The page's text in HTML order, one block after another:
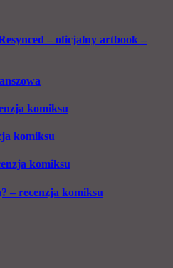
– oficjalny artbook –
komiksu
komiksu
komiksu
– recenzja komiksu